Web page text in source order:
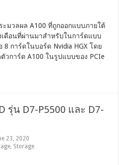
ะมวลผล A100 ที่ถูกออกแบบภายใต้
เดือนที่ผ่านมาสำหรับในการ์ดแบบ
8 การ์ดในบอร์ด Nvidia HGX โดย
วการ์ด A100 ในรูปแบบของ PCIe
รุ่น D7-P5500 และ D7-
23, 2020
, Storage